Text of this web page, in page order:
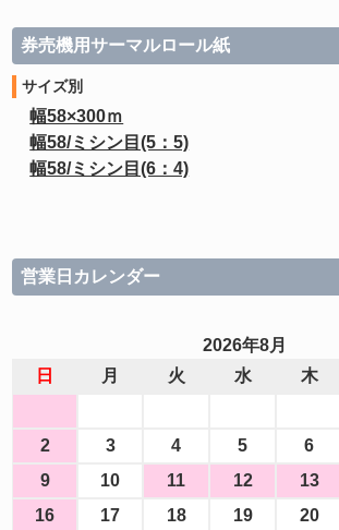
券売機用サーマルロール紙
サイズ別
幅58×300ｍ
幅58/ミシン目(5：5)
幅58/ミシン目(6：4)
営業日カレンダー
2026年8月
日
月 火 水 木
2
3 4 5 6
9
10 11 12 13
16
17 18 19 20